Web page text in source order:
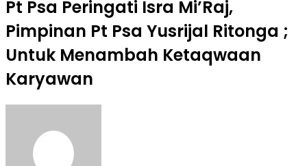
Pt Psa Peringati Isra Mi’Raj,
Pimpinan Pt Psa Yusrijal Ritonga ;
Untuk Menambah Ketaqwaan
Karyawan